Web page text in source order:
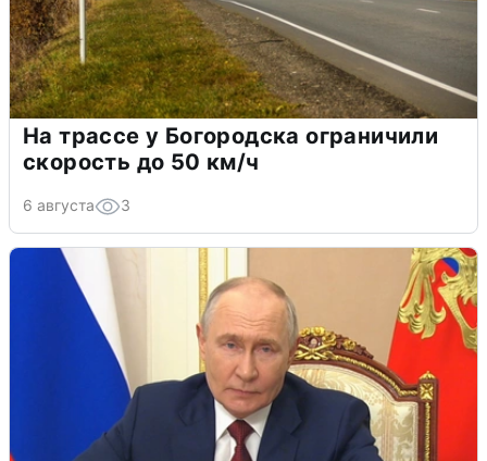
На трассе у Богородска ограничили
скорость до 50 км/ч
6 августа 3